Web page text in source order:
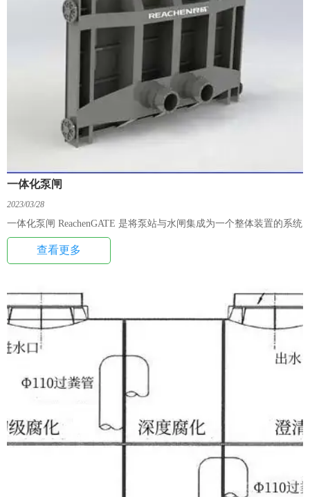
一体化泵闸
2023/03/28
一体化泵闸 ReachenGATE 是将泵站与水闸集成为一个整体装置的系统
查看更多